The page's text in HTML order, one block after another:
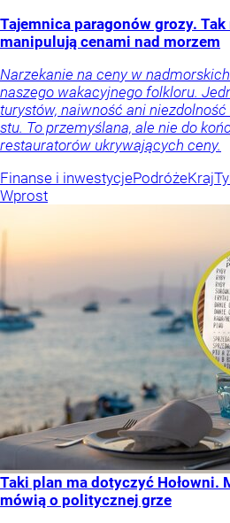
Tajemnica paragonów grozy.
manipulują cenami nad morzem
Narzekanie na ceny w
naszego wakacyjnego folkloru.
turystów, naiwność ani
stu. To przemyślana, ale nie do
restauratorów ukrywających ceny.
Finanse i inwestycjePodróżeKraj
Wprost
Taki plan ma dotyczyć Hołowni.
mówią o politycznej grze